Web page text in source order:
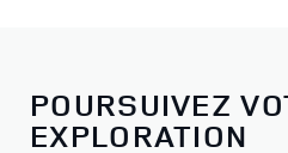
POURSUIVEZ
EXPLORATION